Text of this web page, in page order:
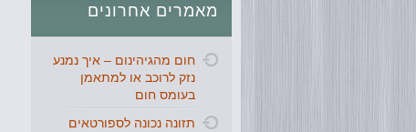
מאמרים אחרונים
חום מהגיהינום – איך נמנע
נזק לרוכב או למתאמן
בעומס חום
תזונה נכונה לספורטאים